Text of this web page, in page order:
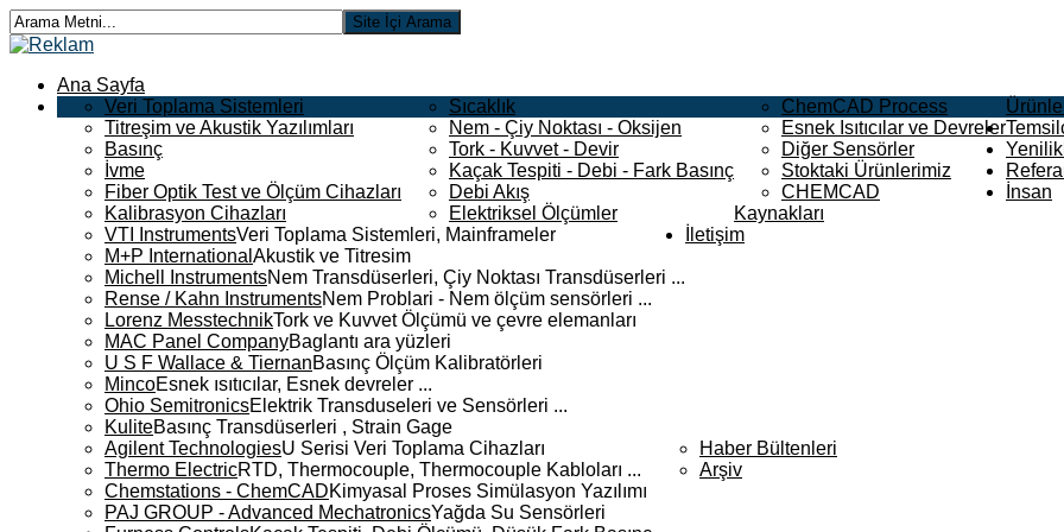
Ana Sayfa
Veri Toplama Sistemleri
Titreşim ve Akustik Yazılımları
Basınç
İvme
Fiber Optik Test ve Ölçüm Cihazları
Kalibrasyon Cihazları
Sıcaklık
Nem - Çiy Noktası - Oksijen
Tork - Kuvvet - Devir
Kaçak Tespiti - Debi - Fark Basınç
Debi Akış
Elektriksel Ölçümler
ChemCAD Process
Esnek Isıtıcılar ve Devreler
Diğer Sensörler
Stoktaki Ürünlerimiz
CHEMCAD
VTI InstrumentsVeri Toplama Sistemleri, Mainframeler
M+P International Akustik ve Titresim
Michell InstrumentsNem Transdüserleri, Çiy Noktası Transdüserleri ...
Rense / Kahn InstrumentsNem Problari - Nem ölçüm sensörleri ...
Lorenz MesstechnikTork ve Kuvvet Ölçümü ve çevre elemanları
MAC Panel CompanyBaglantı ara yüzleri
U S F Wallace & TiernanBasınç Ölçüm Kalibratörleri
MincoEsnek ısıtıcılar, Esnek devreler ...
Ohio SemitronicsElektrik Transduseleri ve Sensörleri ...
KuliteBasınç Transdüserleri , Strain Gage
Agilent TechnologiesU Serisi Veri Toplama Cihazları
Thermo ElectricRTD, Thermocouple, Thermocouple Kabloları ...
Chemstations - ChemCADKimyasal Proses Simülasyon Yazılımı
PAJ GROUP - Advanced MechatronicsYağda Su Sensörleri
Haber Bültenleri
Arşiv
İnsan
Kaynakları
İletişim